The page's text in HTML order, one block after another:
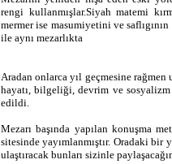
rengi kullanmışlar.Siyah matemi
mermer ise masumiyetini ve
ile aynı mezarlıkta
Aradan onlarca yıl geçmesine
hayatı, bilgeliği, devrim ve sosyalizm
edildi.
Mezarı başında yapılan konuşma
sitesinde yayımlanmıştır. Oradaki bir
ulaştıracak bunları sizinle